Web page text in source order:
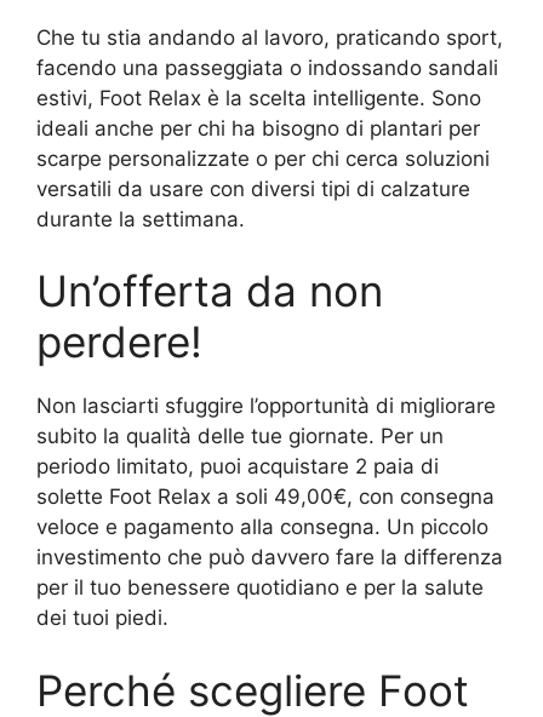
Che tu stia andando al lavoro, praticando sport,
facendo una passeggiata o indossando sandali
estivi, Foot Relax è la scelta intelligente. Sono
ideali anche per chi ha bisogno di plantari per
scarpe personalizzate o per chi cerca soluzioni
versatili da usare con diversi tipi di calzature
durante la settimana.
Un’offerta da non
perdere!
Non lasciarti sfuggire l’opportunità di migliorare
subito la qualità delle tue giornate. Per un
periodo limitato, puoi acquistare 2 paia di
solette Foot Relax a soli 49,00€, con consegna
veloce e pagamento alla consegna. Un piccolo
investimento che può davvero fare la differenza
per il tuo benessere quotidiano e per la salute
dei tuoi piedi.
Perché scegliere Foot